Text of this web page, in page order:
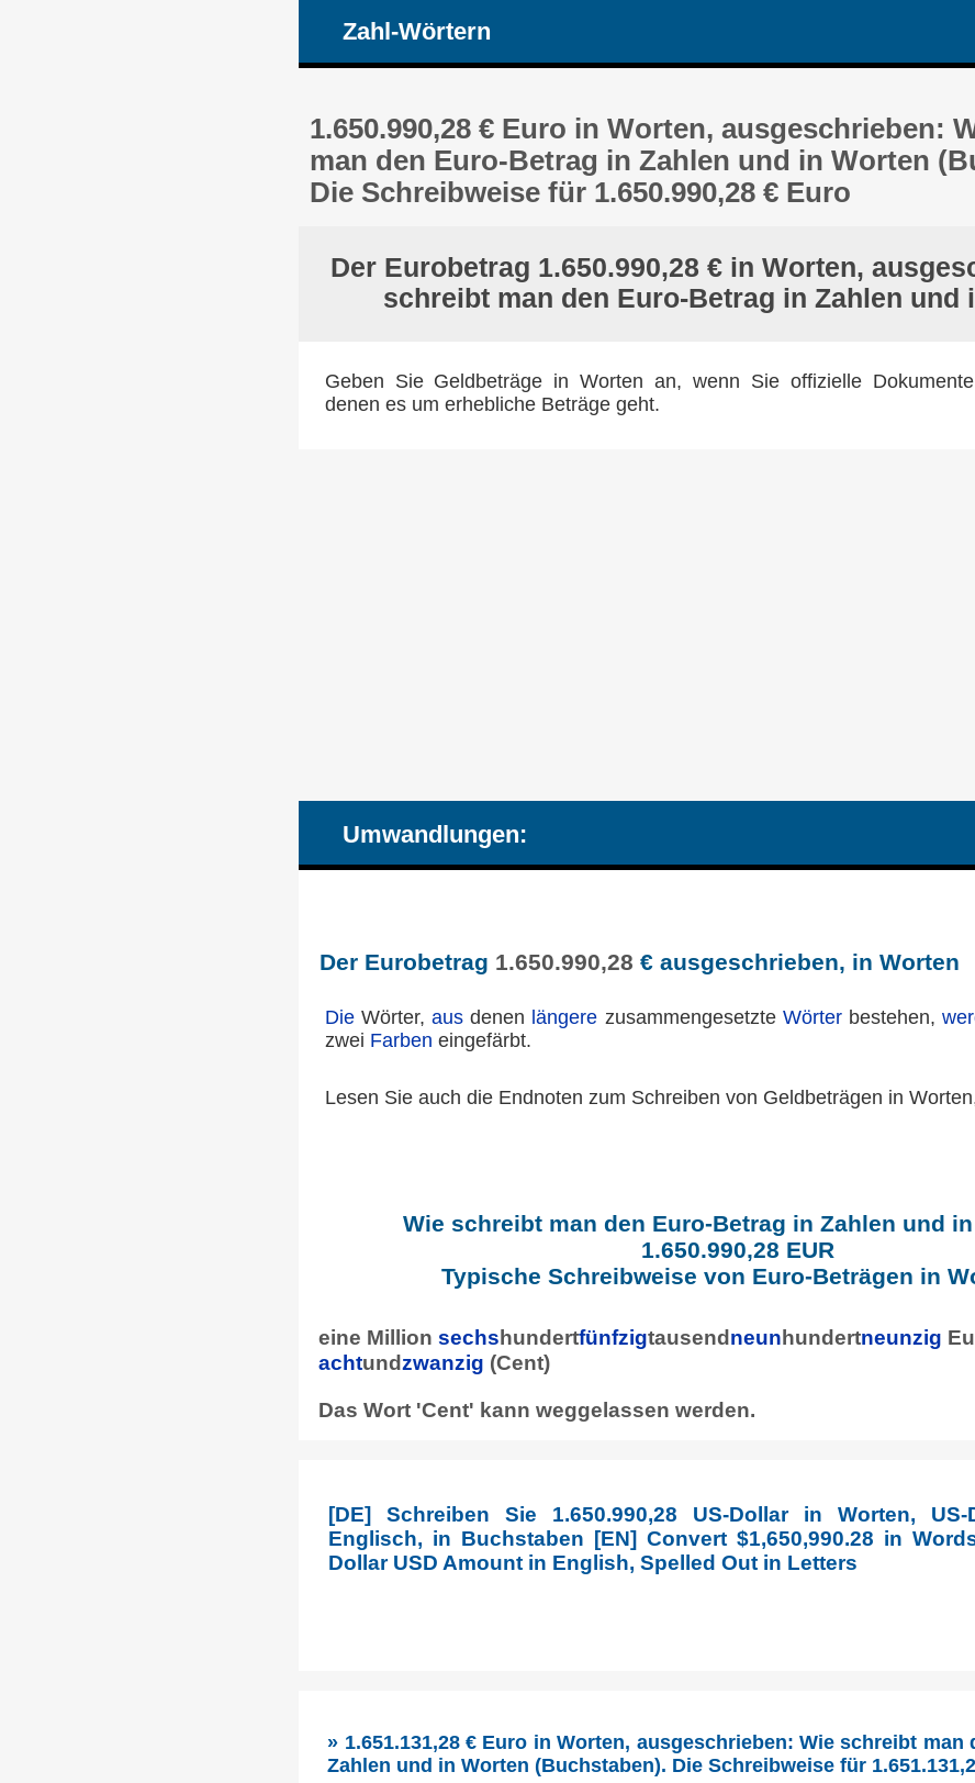
Zahl-Wörtern
1.650.990,28 € Euro in Worten, ausgeschrieben:
man den Euro-Betrag in Zahlen und in Worten
Die Schreibweise für 1.650.990,28 € Euro
Der Eurobetrag 1.650.990,28 € in Worten,
schreibt man den Euro-Betrag in Zahlen und
Geben Sie Geldbeträge in Worten an, wenn Sie offizielle
denen es um erhebliche Beträge geht.
Umwandlungen:
Der Eurobetrag 1.650.990,28 € ausgeschrieben, in Worten
DieWörter, aus denen längere zusammengesetzte Wörterbestehen,
zwei Farben eingefärbt.
Lesen Sie auch die Endnoten zum Schreiben von Geldbeträgen in
Wie schreibt man den Euro-Betrag in Zahlen und
1.650.990,28 EUR
Typische Schreibweise von Euro-Beträgen in
eine Millionsechshundertfünfzigtausendneunhundertneunzig
achtundzwanzig (Cent)
Das Wort 'Cent' kann weggelassen werden.
[DE] Schreiben Sie 1.650.990,28 US-Dollar in Worten, US-
Englisch, in Buchstaben [EN] Convert $1,650,990.28 in
Dollar USD Amount in English, Spelled Out in Letters
» 1.651.131,28 € Euro in Worten, ausgeschrieben: Wie schreibt man
Zahlen und in Worten (Buchstaben). Die Schreibweise für